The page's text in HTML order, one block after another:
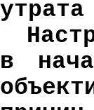
в